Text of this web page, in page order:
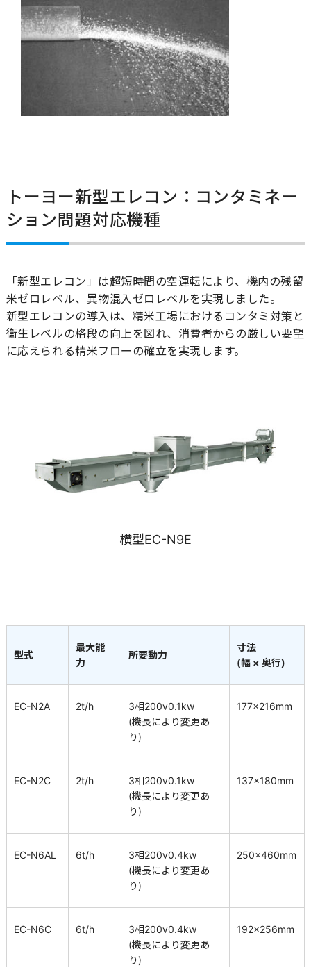
トーヨー新型エレコン：コンタミネー
ション問題対応機種
「新型エレコン」は超短時間の空運転により、機内の残留
米ゼロレベル、異物混入ゼロレベルを実現しました。
新型エレコンの導入は、精米工場におけるコンタミ対策と
衛生レベルの格段の向上を図れ、消費者からの厳しい要望
に応えられる精米フローの確立を実現します。
横型EC-N9E
型式
最大能
力
所要動力
寸法
(幅 × 奥行)
EC-N2A 2t/h
3相200v0.1kw
(機長により変更あ
り)
177×216mm
EC-N2C 2t/h
3相200v0.1kw
(機長により変更あ
り)
137×180mm
EC-N6AL 6t/h
3相200v0.4kw
(機長により変更あ
り)
250×460mm
EC-N6C 6t/h
3相200v0.4kw
(機長により変更あ
り)
192×256mm